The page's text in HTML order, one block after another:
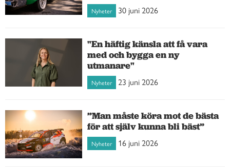
Nyheter 30 juni 2026
"En häftig känsla att få vara
med och bygga en ny
utmanare"
Nyheter 23 juni 2026
”Man måste köra mot de bästa
för att själv kunna bli bäst”
Nyheter 16 juni 2026